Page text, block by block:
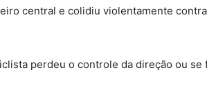
central e colidiu violentamente
perdeu o controle da direção ou se